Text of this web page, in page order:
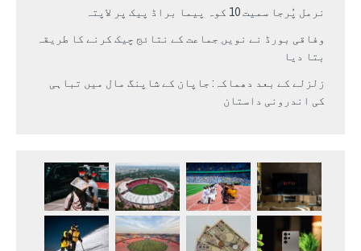
نرمل پُرجا سمیت 10 کوہ پیما براڈ پیک پر لاپتہ
وفاقی بورڈ نے نویں جماعت کے نتائج چیک کرنے کا طریقہ
بتا دیا
زلزلے کے بعد دھماکہ: جاپان کے شاپنگ مال میں تباہی
کی اندرونی داستان